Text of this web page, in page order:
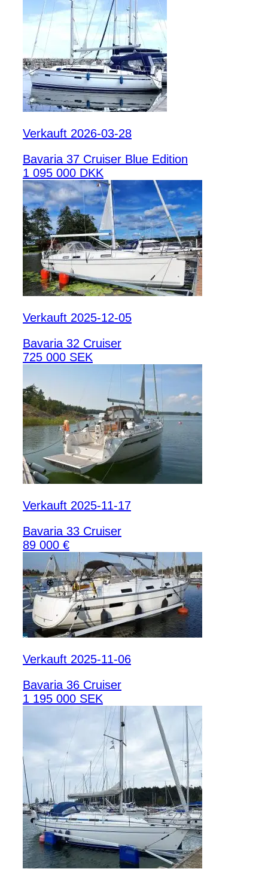
Verkauft 2026-03-28
Bavaria 37 Cruiser Blue Edition
1 095 000 DKK
Verkauft 2025-12-05
Bavaria 32 Cruiser
725 000 SEK
Verkauft 2025-11-17
Bavaria 33 Cruiser
89 000 €
Verkauft 2025-11-06
Bavaria 36 Cruiser
1 195 000 SEK